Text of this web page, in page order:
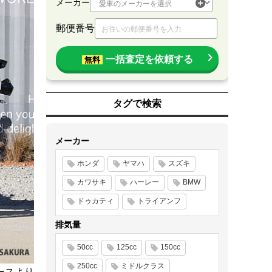
メーカー
郵便番号
無料 一括査定を依頼する
タグで検索
メーカー
ホンダ ヤマハ スズキ
カワサキ ハーレー BMW
ドゥカティ トライアンフ
排気量
50cc 125cc 150cc
250cc ミドルクラス